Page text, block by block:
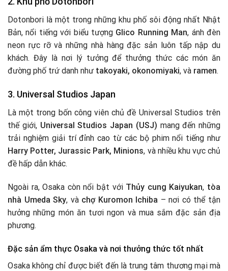
Dotonbori là một trong những khu phố sôi động nhất Nhật
Bản, nổi tiếng với biểu tượng Glico Running Man, ánh đèn
neon rực rỡ và những nhà hàng đặc sản luôn tấp nập du
khách. Đây là nơi lý tưởng để thưởng thức các món ăn
đường phố trứ danh như takoyaki, okonomiyaki, và ramen.
3. Universal Studios Japan
Là một trong bốn công viên chủ đề Universal Studios trên
thế giới, Universal Studios Japan (USJ) mang đến những
trải nghiệm giải trí đỉnh cao từ các bộ phim nổi tiếng như
Harry Potter, Jurassic Park, Minions, và nhiều khu vực chủ
đề hấp dẫn khác.
Ngoài ra, Osaka còn nổi bật với Thủy cung Kaiyukan, tòa
nhà Umeda Sky, và chợ Kuromon Ichiba – nơi có thể tận
hưởng những món ăn tươi ngon và mua sắm đặc sản địa
phương.
Đặc sản ẩm thực Osaka và nơi thưởng thức tốt nhất
Osaka không chỉ được biết đến là trung tâm thương mại mà